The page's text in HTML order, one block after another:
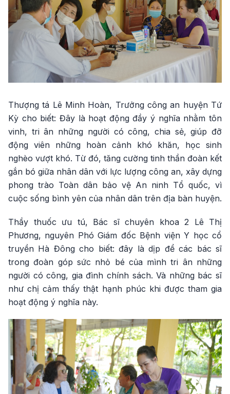
Thượng tá Lê Minh Hoàn, Trưởng công an huyện Tứ
Kỳ cho biết: Đây là hoạt động đầy ý nghĩa nhằm tôn
vinh, tri ân những người có công, chia sẻ, giúp đỡ
động viên những hoàn cảnh khó khăn, học sinh
nghèo vượt khó. Từ đó, tăng cường tinh thần đoàn kết
gắn bó giữa nhân dân với lực lượng công an, xây dựng
phong trào Toàn dân bảo vệ An ninh Tổ quốc, vì
cuộc sống bình yên của nhân dân trên địa bàn huyện.
Thầy thuốc ưu tú, Bác sĩ chuyên khoa 2 Lê Thị
Phương, nguyên Phó Giám đốc Bệnh viện Y học cổ
truyền Hà Đông cho biết: đây là dịp để các bác sĩ
trong đoàn góp sức nhỏ bé của mình tri ân những
người có công, gia đình chính sách. Và những bác sĩ
như chị cảm thấy thật hạnh phúc khi được tham gia
hoạt động ý nghĩa này.